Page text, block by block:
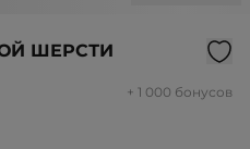
ШЕРСТИ
+ 1 000 бонусов